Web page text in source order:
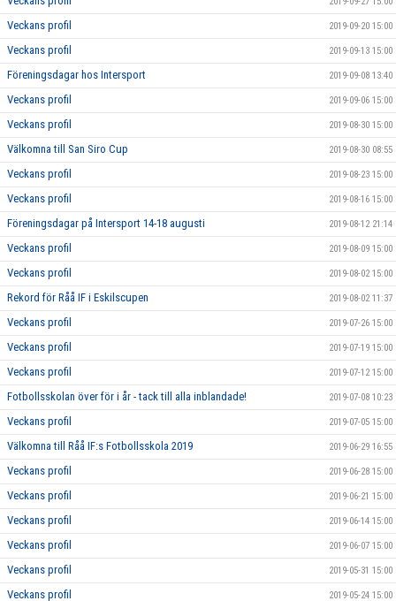
Veckans profil 2019-09-20 15:00
Veckans profil 2019-09-13 15:00
Föreningsdagar hos Intersport 2019-09-08 13:40
Veckans profil 2019-09-06 15:00
Veckans profil 2019-08-30 15:00
Välkomna till San Siro Cup 2019-08-30 08:55
Veckans profil 2019-08-23 15:00
Veckans profil 2019-08-16 15:00
Föreningsdagar på Intersport 14-18 augusti 2019-08-12 21:14
Veckans profil 2019-08-09 15:00
Veckans profil 2019-08-02 15:00
Rekord för Råå IF i Eskilscupen 2019-08-02 11:37
Veckans profil 2019-07-26 15:00
Veckans profil 2019-07-19 15:00
Veckans profil 2019-07-12 15:00
Fotbollsskolan över för i år - tack till alla inblandade! 2019-07-08 10:23
Veckans profil 2019-07-05 15:00
Välkomna till Råå IF:s Fotbollsskola 2019 2019-06-29 16:55
Veckans profil 2019-06-28 15:00
Veckans profil 2019-06-21 15:00
Veckans profil 2019-06-14 15:00
Veckans profil 2019-06-07 15:00
Veckans profil 2019-05-31 15:00
Veckans profil 2019-05-24 15:00